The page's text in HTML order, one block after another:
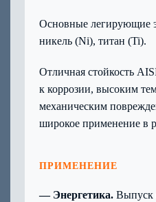
Основные легирующие
никель (Ni), титан (Ti).
Отличная стойкость
к коррозии, высоким
механическим
широкое применение в
ПРИМЕНЕНИЕ
— Энергетика. Выпуск